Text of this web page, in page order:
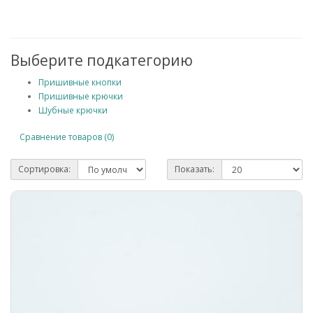
Выберите подкатегорию
Пришивные кнопки
Пришивные крючки
Шубные крючки
Сравнение товаров (0)
Сортировка: Показать: